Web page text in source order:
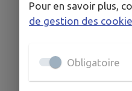
Pour en savoir plus,
de gestion des
Obligatoire